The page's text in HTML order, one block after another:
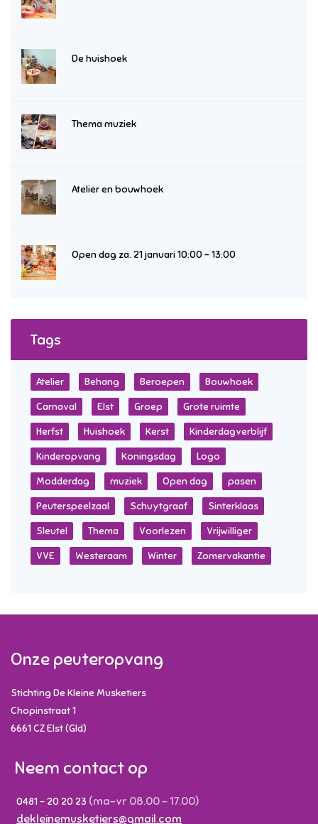
De huishoek
Thema muziek
Atelier en bouwhoek
Open dag za. 21 januari 10:00 – 13:00
Tags
Atelier Behang Beroepen Bouwhoek
Carnaval Elst Groep Grote ruimte
Herfst Huishoek Kerst Kinderdagverblijf
Kinderopvang Koningsdag Logo
Modderdag muziek Open dag pasen
Peuterspeelzaal Schuytgraaf Sinterklaas
Sleutel Thema Voorlezen Vrijwilliger
VVE Westeraam Winter Zomervakantie
Onze peuteropvang
Stichting De Kleine Musketiers
Chopinstraat 1
6661 CZElst (Gld)
Neem contact op
0481 - 20 20 23 (ma-vr 08.00 - 17.00)
dekleinemusketiers@gmail.com